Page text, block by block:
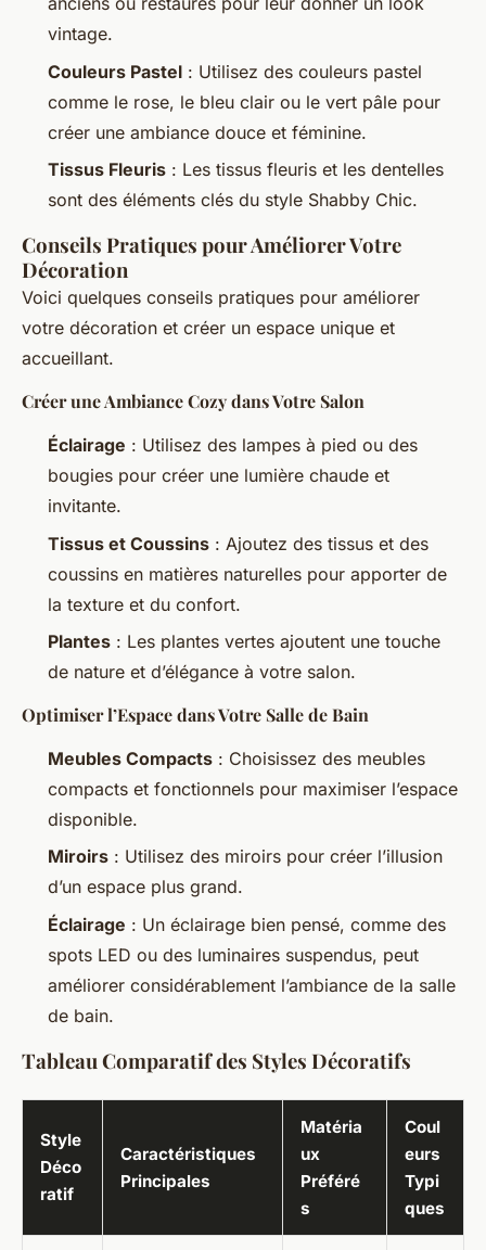
vintage.
Couleurs Pastel : Utilisez des couleurs pastel
comme le rose, le bleu clair ou le vert pâle pour
créer une ambiance douce et féminine.
Tissus Fleuris : Les tissus fleuris et les dentelles
sont des éléments clés du style Shabby Chic.
Conseils Pratiques pour Améliorer Votre
Décoration
Voici quelques conseils pratiques pour améliorer
votre décoration et créer un espace unique et
accueillant.
Créer une Ambiance Cozy dans Votre Salon
Éclairage : Utilisez des lampes à pied ou des
bougies pour créer une lumière chaude et
invitante.
Tissus et Coussins : Ajoutez des tissus et des
coussins en matières naturelles pour apporter de
la texture et du confort.
Plantes : Les plantes vertes ajoutent une touche
de nature et d’élégance à votre salon.
Optimiser l’Espace dans Votre Salle de Bain
Meubles Compacts : Choisissez des meubles
compacts et fonctionnels pour maximiser l’espace
disponible.
Miroirs : Utilisez des miroirs pour créer l’illusion
d’un espace plus grand.
Éclairage : Un éclairage bien pensé, comme des
spots LED ou des luminaires suspendus, peut
améliorer considérablement l’ambiance de la salle
de bain.
Tableau Comparatif des Styles Décoratifs
Style
Déco
ratif
Caractéristiques
Principales
Matéria
ux
Préféré
s
Coul
eurs
Typi
ques